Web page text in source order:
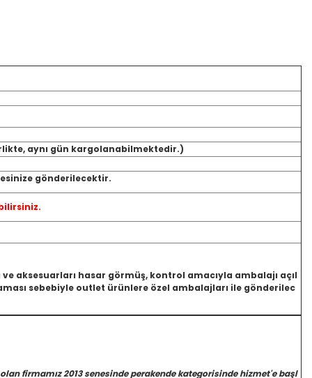
aynı gün kargolanabilmektedir.)
gönderilecektir.
aksesuarları hasar görmüş, kontrol amacıyla ambalajı açıl
sebebiyle outlet ürünlere özel ambalajları ile gönderilec
firmamız 2013 senesinde perakende kategorisinde hizmet'e başl